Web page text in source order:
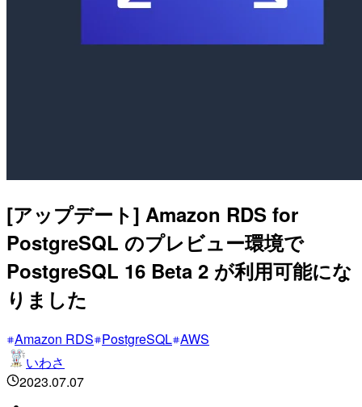
[アップデート] Amazon RDS for
PostgreSQL のプレビュー環境で
PostgreSQL 16 Beta 2 が利用可能にな
りました
Amazon RDS PostgreSQL AWS
いわさ
2023.07.07